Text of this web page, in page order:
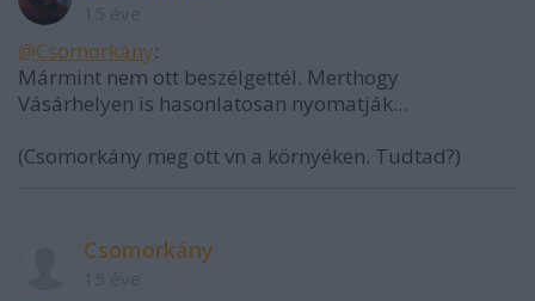
@Csomorkány:
Mármint nem ott beszélgettél. Merthogy
Vásárhelyen is hasonlatosan nyomatják...
(Csomorkány meg ott vn a környéken. Tudtad?)
Csomorkány